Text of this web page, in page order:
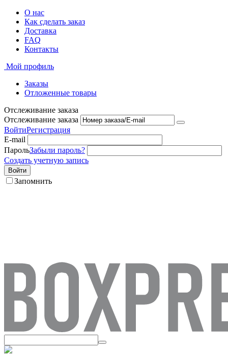
О нас
Как сделать заказ
Доставка
FAQ
Контакты
Мой профиль
Заказы
Отложенные товары
Отслеживание заказа
Отслеживание заказа
ВойтиРегистрация
E-mail
ПарольЗабыли пароль?
Создать учетную запись
Войти
Запомнить